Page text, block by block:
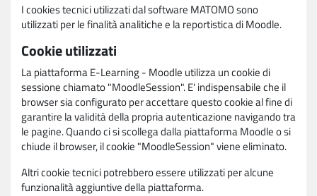
I cookies tecnici utilizzati dal software MATOMO sono
utilizzati per le finalità analitiche e la reportistica di Moodle.
Cookie utilizzati
La piattaforma E-Learning - Moodle utilizza un cookie di
sessione chiamato "MoodleSession". E' indispensabile che il
browser sia configurato per accettare questo cookie al fine di
garantire la validità della propria autenticazione navigando tra
le pagine. Quando ci si scollega dalla piattaforma Moodle o si
chiude il browser, il cookie "MoodleSession" viene eliminato.
Altri cookie tecnici potrebbero essere utilizzati per alcune
funzionalità aggiuntive della piattaforma.